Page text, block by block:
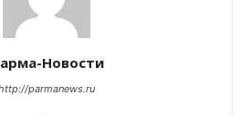
Новости
parmanews.ru